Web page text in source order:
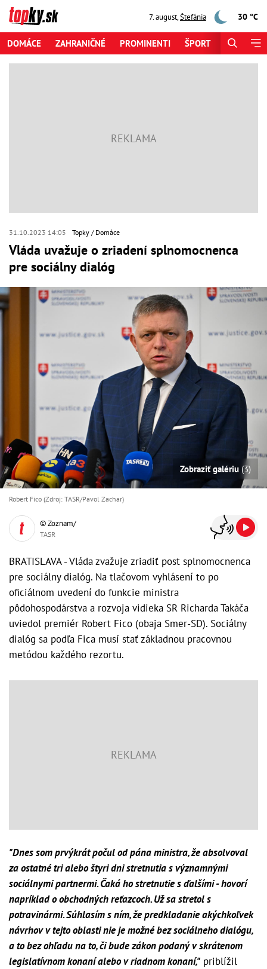
7. august,Štefánia 30 °C
DOMÁCE ZAHRANIČNÉ PROMINENTI ŠPORT
31.10.2023 14:05 Topky Domáce
Vláda uvažuje o zriadení splnomocnenca
pre sociálny dialóg
Zobraziť galériu (3)
Robert Fico (Zdroj: TASR/Pavol Zachar)
© Zoznam/
TASR
BRATISLAVA - Vláda zvažuje zriadiť post splnomocnenca
pre sociálny dialóg. Na tlačovom vyhlásení to po
oficiálnom uvedení do funkcie ministra
pôdohospodárstva a rozvoja vidieka SR Richarda Takáča
uviedol premiér Robert Fico (obaja Smer-SD). Sociálny
dialóg sa podľa Fica musí stať základnou pracovnou
metódou každého rezortu.
"Dnes som prvýkrát počul od pána ministra, že absolvoval
za ostatné tri alebo štyri dni stretnutia s významnými
sociálnymi partnermi. Čaká ho stretnutie s ďalšími - hovorí
napríklad o obchodných reťazcoch. Už sa stretol s
potravinármi. Súhlasím s ním, že predkladanie akýchkoľvek
návrhov v tejto oblasti nie je možné bez sociálneho dialógu,
a to bez ohľadu na to, či bude zákon podaný v skrátenom
legislatívnom konaní alebo v riadnom konaní," priblížil